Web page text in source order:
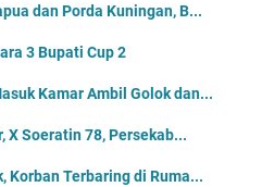
dan Porda Kuningan, B...
3 Bupati Cup 2
Kamar Ambil Golok dan...
X Soeratin 78, Persekab...
Korban Terbaring di Ruma...